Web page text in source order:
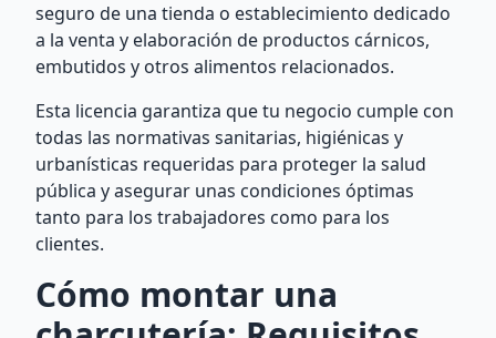
seguro de una tienda o establecimiento dedicado
a la venta y elaboración de productos cárnicos,
embutidos y otros alimentos relacionados.
Esta licencia garantiza que tu negocio cumple con
todas las normativas sanitarias, higiénicas y
urbanísticas requeridas para proteger la salud
pública y asegurar unas condiciones óptimas
tanto para los trabajadores como para los
clientes.
Cómo montar una